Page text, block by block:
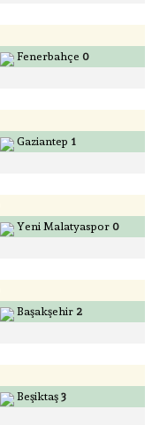
Fenerbahçe 0
Gaziantep 1
Yeni Malatyaspor 0
Başakşehir 2
Beşiktaş 3